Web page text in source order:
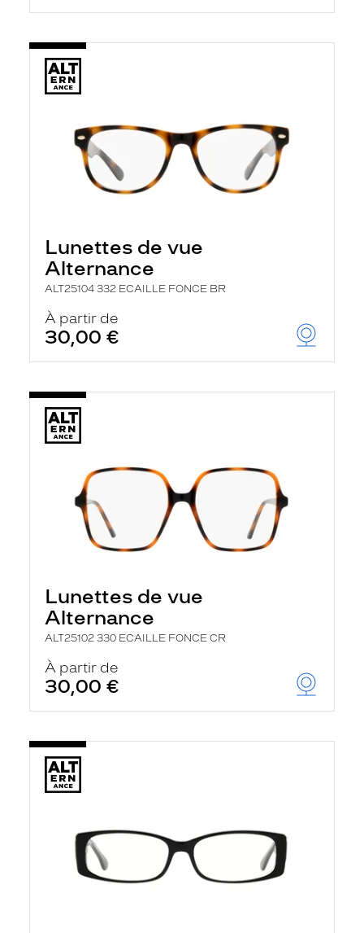
Lunettes de vue
Alternance
ALT25104 332 ECAILLE FONCE BR
À partir de
30,00 €
Lunettes de vue
Alternance
ALT25102 330 ECAILLE FONCE CR
À partir de
30,00 €